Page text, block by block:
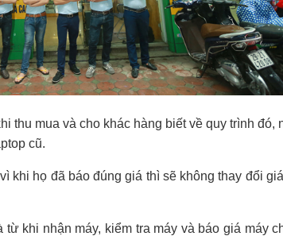
thu mua và cho khác hàng biết về quy trình
cũ.
khi họ đã báo đúng giá thì sẽ không thay đổi
khi nhận máy, kiểm tra máy và báo giá máy